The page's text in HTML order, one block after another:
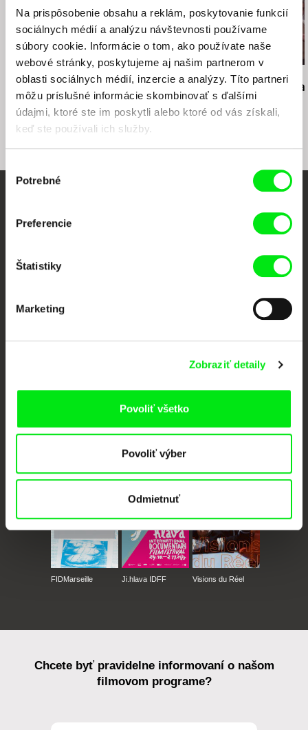
Na prispôsobenie obsahu a reklám, poskytovanie funkcií
sociálnych médií a analýzu návštevnosti používame
súbory cookie. Informácie o tom, ako používate naše
webové stránky, poskytujeme aj našim partnerom v
oblasti sociálnych médií, inzercie a analýzy. Títo partneri
môžu príslušné informácie skombinovať s ďalšími
údajmi, ktoré ste im poskytli alebo ktoré od vás získali,
keď ste používali ich služby.
súhlasu
Potrebné
Preferencie
Štatistiky
Marketing
Zobraziť detaily
Povoliť všetko
Povoliť výber
Odmietnuť
Jiří Menzel
Na samotě u lesa
Martin Hollý
Prípad pre obhajcu
Martin Hollý
Smrť šitá
európskych festivalov dokumentárneho filmu združených pod Doc Alliance.
Millennium Docs
Against Gravity
FIDMarseille Ji.hlava IDFF Visions du Réel
Chcete byť pravidelne informovaní o našom
filmovom programe?